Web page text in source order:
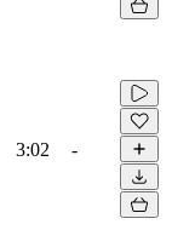
3:02 -